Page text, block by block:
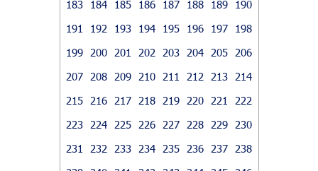
183
184 185 186 187 188 189
190
191
192 193 194 195 196 197
198
199
200 201 202 203 204 205
206
207
208 209 210 211 212 213
214
215
216 217 218 219 220 221
222
223
224 225 226 227 228 229
230
231
232 233 234 235 236 237
238